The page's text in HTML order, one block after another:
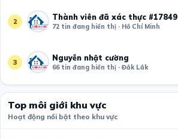
2 Thành viên đã xác thực #17849
72 tin đang hiển thị · Hồ Chí Minh
3 Nguyễn nhật cường
66 tin đang hiển thị · Đắk Lắk
Top môi giới khu vực
Hoạt động nổi bật theo khu vực